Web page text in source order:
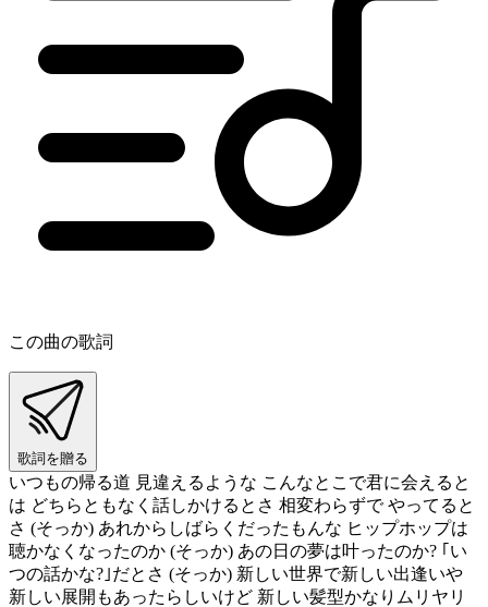
この曲の歌詞
歌詞を贈る
いつもの帰る道 見違えるような こんなとこで君に会えると
は どちらともなく話しかけるとさ 相変わらずで やってると
さ (そっか) あれからしばらくだったもんな ヒップホップは
聴かなくなったのか (そっか) あの日の夢は叶ったのか? ｢い
つの話かな?｣だとさ (そっか) 新しい世界で新しい出逢いや
新しい展開もあったらしいけど 新しい髪型かなりムリヤリ